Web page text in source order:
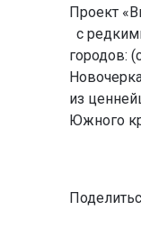
Проект
с
городов:
из
Южного